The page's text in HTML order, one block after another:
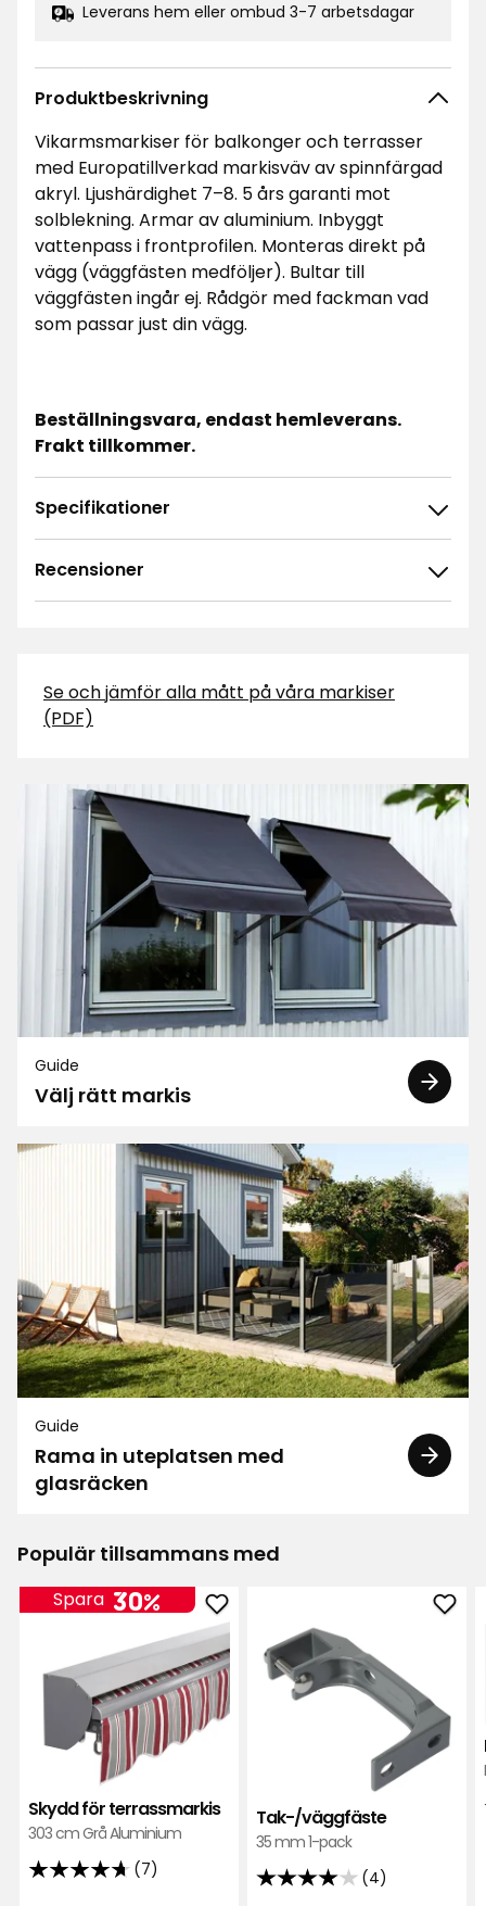
Leverans hem eller ombud 3-7 arbetsdagar
Produktbeskrivning
Vikarmsmarkiser för balkonger och terrasser
med Europatillverkad markisväv av spinnfärgad
akryl. Ljushärdighet 7–8. 5 års garanti mot
solblekning. Armar av aluminium. Inbyggt
vattenpass i frontprofilen. Monteras direkt på
vägg (väggfästen medföljer). Bultar till
väggfästen ingår ej. Rådgör med fackman vad
som passar just din vägg.
Beställningsvara, endast hemleverans.
Frakt tillkommer.
Specifikationer
Recensioner
Se och jämför alla mått på våra markiser
(PDF)
Guide
Välj rätt markis
Guide
Rama in uteplatsen med
glasräcken
Populär tillsammans med
Skydd för terrassmarkis
303 cm Grå Aluminium
(7)
4.7
Spara 30%
Lägg
till
Skydd
för
terrassmarkis
Tak-/väggfäste
35 mm 1-pack
(4)
4
Lägg